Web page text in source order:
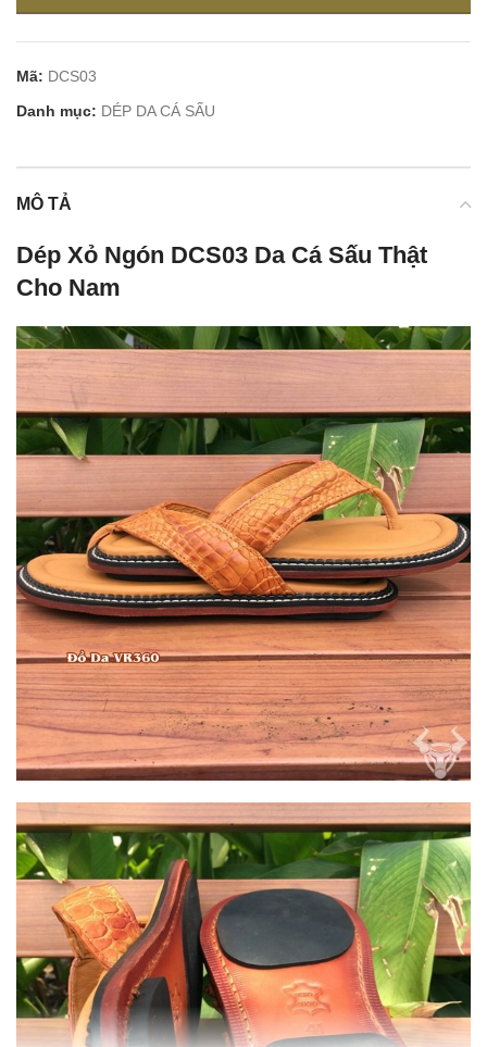
Mã: DCS03
Danh mục: DÉP DA CÁ SẤU
MÔ TẢ
Dép Xỏ Ngón DCS03 Da Cá Sấu Thật
Cho Nam